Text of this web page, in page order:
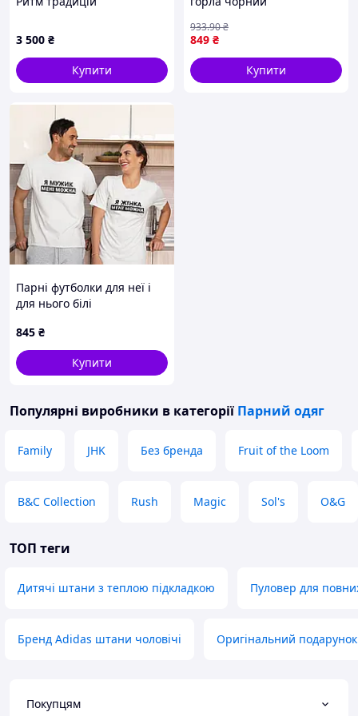
3 500 ₴
Купити
849 ₴
933.90₴
Купити
Парні футболки для неї і
для нього білі
845 ₴
Купити
Популярні виробники в категорії Парний одяг
Family JHK Без бренда Fruit of the Loom
B&C Collection Rush Magic Sol's O&G
ТОП теги
Дитячі штани з теплою підкладкою Пуловер для
Бренд Adidas штани чоловічі Оригінальний
Покупцям